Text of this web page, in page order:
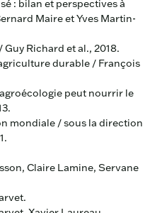
: bilan et perspectives à
Maire et Yves Martin-
Richard et al., 2018.
durable / François
peut nourrir le
mondiale / sous la direction
Claire Lamine, Servane